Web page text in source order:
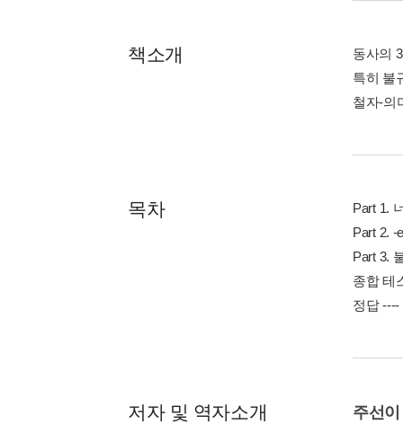
책소개
동사의
특히 불
철자-의
목차
Part 1.
Part 2. -
Part 3.
종합 테
정답 ----
저자 및 역자소개 주선이